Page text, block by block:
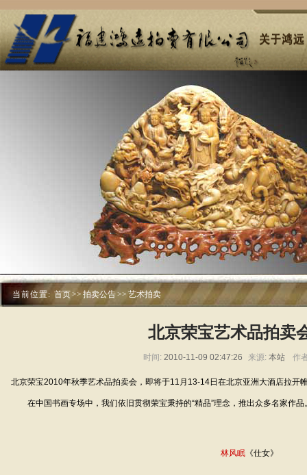
当前位置: 首页>> 拍卖公告>> 艺术拍卖
北京荣宝艺术品拍卖
时间: 2010-11-09 02:47:26 来源: 本站 作
北京荣宝2010年秋季艺术品拍卖会，即将于11月13-14日在北京亚洲大酒店拉
在中国书画专场中，我们依旧贯彻荣宝秉持的“精品”理念，推出众多名家作品
林风眠 《仕女》